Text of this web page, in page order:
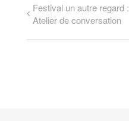
Festival un autre regard :
Atelier de conversation